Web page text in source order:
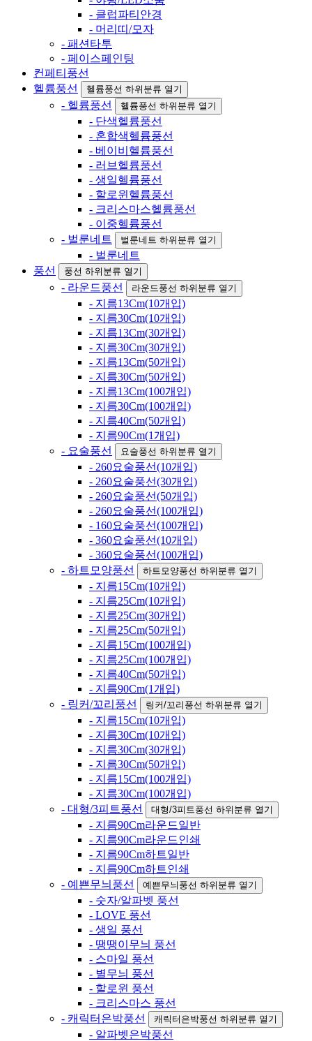
- 클럽파티안경
- 머리띠/모자
- 패션타투
- 페이스페인팅
컨페티풍선
헬륨풍선
헬륨풍선 하위분류 열기
- 헬륨풍선 헬륨풍선 하위분류 열기
- 단색헬륨풍선
- 혼합색헬륨풍선
- 베이비헬륨풍선
- 러브헬륨풍선
- 생일헬륨풍선
- 할로윈헬륨풍선
- 크리스마스헬륨풍선
- 이중헬륨풍선
- 벌룬네트
벌룬네트 하위분류 열기
- 벌룬네트
풍선
풍선 하위분류 열기
- 라운드풍선 라운드풍선 하위분류 열기
- 지름13Cm(10개입)
- 지름30Cm(10개입)
- 지름13Cm(30개입)
- 지름30Cm(30개입)
- 지름13Cm(50개입)
- 지름30Cm(50개입)
- 지름13Cm(100개입)
- 지름30Cm(100개입)
- 지름40Cm(50개입)
- 지름90Cm(1개입)
- 요술풍선
요술풍선 하위분류 열기
- 260요술풍선(10개입)
- 260요술풍선(30개입)
- 260요술풍선(50개입)
- 260요술풍선(100개입)
- 160요술풍선(100개입)
- 360요술풍선(10개입)
- 360요술풍선(100개입)
- 하트모양풍선
하트모양풍선 하위분류 열기
- 지름15Cm(10개입)
- 지름25Cm(10개입)
- 지름25Cm(30개입)
- 지름25Cm(50개입)
- 지름15Cm(100개입)
- 지름25Cm(100개입)
- 지름40Cm(50개입)
- 지름90Cm(1개입)
- 링커/꼬리풍선
링커/꼬리풍선 하위분류 열기
- 지름15Cm(10개입)
- 지름30Cm(10개입)
- 지름30Cm(30개입)
- 지름30Cm(50개입)
- 지름15Cm(100개입)
- 지름30Cm(100개입)
- 대형/3피트풍선
대형/3피트풍선 하위분류 열기
- 지름90Cm라운드일반
- 지름90Cm라운드인쇄
- 지름90Cm하트일반
- 지름90Cm하트인쇄
- 예쁜무늬풍선
예쁜무늬풍선 하위분류 열기
- 숫자/알파벳 풍선
- LOVE 풍선
- 생일 풍선
- 땡땡이무늬 풍선
- 스마일 풍선
- 별무늬 풍선
- 할로윈 풍선
- 크리스마스 풍선
- 캐릭터은박풍선
캐릭터은박풍선 하위분류 열기
- 알파벳은박풍선